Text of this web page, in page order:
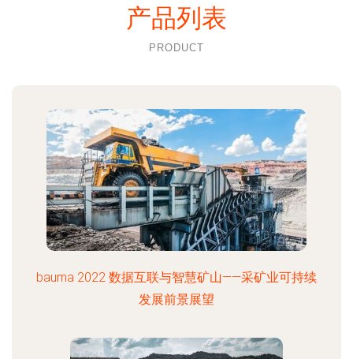
产品列表
PRODUCT
bauma 2022 数据互联与智慧矿山——采矿业可持续
发展前景展望